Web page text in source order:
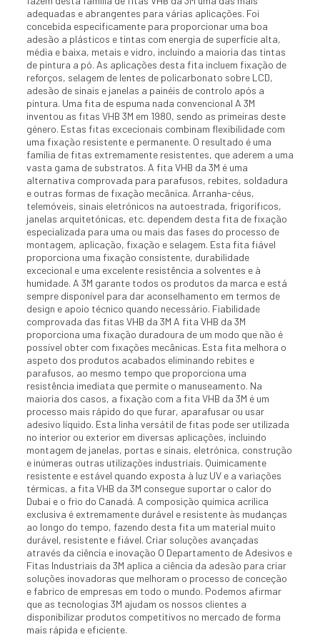
adequadas e abrangentes para várias aplicações. Foi
concebida especificamente para proporcionar uma boa
adesão a plásticos e tintas com energia de superfície alta,
média e baixa, metais e vidro, incluindo a maioria das tintas
de pintura a pó. As aplicações desta fita incluem fixação de
reforços, selagem de lentes de policarbonato sobre LCD,
adesão de sinais e janelas a painéis de controlo após a
pintura. Uma fita de espuma nada convencional A 3M
inventou as fitas VHB 3M em 1980, sendo as primeiras deste
género. Estas fitas excecionais combinam flexibilidade com
uma fixação resistente e permanente. O resultado é uma
família de fitas extremamente resistentes, que aderem a uma
vasta gama de substratos. A fita VHB da 3M é uma
alternativa comprovada para parafusos, rebites, soldadura
e outras formas de fixação mecânica. Arranha-céus,
telemóveis, sinais eletrónicos na autoestrada, frigoríficos,
janelas arquitetónicas, etc. dependem desta fita de fixação
especializada para uma ou mais das fases do processo de
montagem, aplicação, fixação e selagem. Esta fita fiável
proporciona uma fixação consistente, durabilidade
excecional e uma excelente resistência a solventes e à
humidade. A 3M garante todos os produtos da marca e está
sempre disponível para dar aconselhamento em termos de
design e apoio técnico quando necessário. Fiabilidade
comprovada das fitas VHB da 3M A fita VHB da 3M
proporciona uma fixação duradoura de um modo que não é
possível obter com fixações mecânicas. Esta fita melhora o
aspeto dos produtos acabados eliminando rebites e
parafusos, ao mesmo tempo que proporciona uma
resistência imediata que permite o manuseamento. Na
maioria dos casos, a fixação com a fita VHB da 3M é um
processo mais rápido do que furar, aparafusar ou usar
adesivo líquido. Esta linha versátil de fitas pode ser utilizada
no interior ou exterior em diversas aplicações, incluindo
montagem de janelas, portas e sinais, eletrónica, construção
e inúmeras outras utilizações industriais. Quimicamente
resistente e estável quando exposta à luz UV e a variações
térmicas, a fita VHB da 3M consegue suportar o calor do
Dubai e o frio do Canadá. A composição química acrílica
exclusiva é extremamente durável e resistente às mudanças
ao longo do tempo, fazendo desta fita um material muito
durável, resistente e fiável. Criar soluções avançadas
através da ciência e inovação O Departamento de Adesivos e
Fitas Industriais da 3M aplica a ciência da adesão para criar
soluções inovadoras que melhoram o processo de conceção
e fabrico de empresas em todo o mundo. Podemos afirmar
que as tecnologias 3M ajudam os nossos clientes a
disponibilizar produtos competitivos no mercado de forma
mais rápida e eficiente.